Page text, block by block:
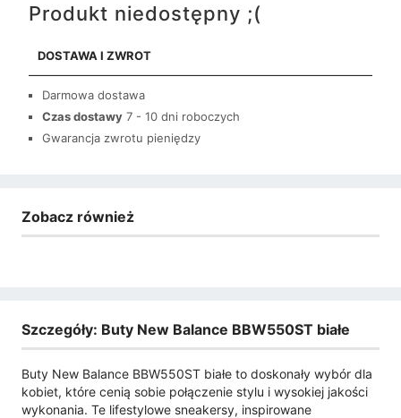
Produkt niedostępny ;(
DOSTAWA I ZWROT
Darmowa dostawa
Czas dostawy 7 - 10 dni roboczych
Gwarancja zwrotu pieniędzy
Zobacz również
Szczegóły: Buty New Balance BBW550ST białe
Buty New Balance BBW550ST białe to doskonały wybór dla
kobiet, które cenią sobie połączenie stylu i wysokiej jakości
wykonania. Te lifestylowe sneakersy, inspirowane